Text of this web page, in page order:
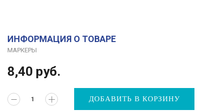
ИНФОРМАЦИЯ О ТОВАРЕ
МАРКЕРЫ
8,40 руб.
ДОБАВИТЬ В КОРЗИНУ